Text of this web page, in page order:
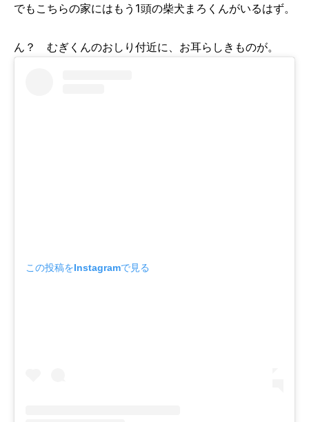
でもこちらの家にはもう1頭の柴犬まろくんがいるはず。
ん？ むぎくんのおしり付近に、お耳らしきものが。
この投稿をInstagramで見る